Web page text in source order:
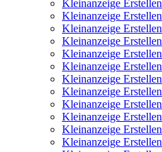
Kleinanzeige Erstellen
Kleinanzeige Erstellen
Kleinanzeige Erstellen
Kleinanzeige Erstellen
Kleinanzeige Erstellen
Kleinanzeige Erstellen
Kleinanzeige Erstellen
Kleinanzeige Erstellen
Kleinanzeige Erstellen
Kleinanzeige Erstellen
Kleinanzeige Erstellen
Kleinanzeige Erstellen